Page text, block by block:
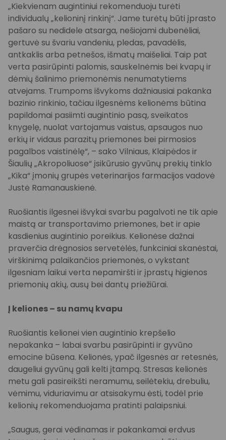
„Kiekvienam augintiniui rekomenduoju turėti
individualų „kelioninį rinkinį“. Jame turėtų būti įprasto
pašaro su nedidele atsarga, nešiojami dubenėliai,
gertuvė su švariu vandeniu, pledas, pavadėlis,
antkaklis arba petnešos, išmatų maišeliai. Taip pat
verta pasirūpinti palomis, sauskelnėmis bei kvapų ir
dėmių šalinimo priemonėmis nenumatytiems
atvejams. Trumpoms išvykoms dažniausiai pakanka
bazinio rinkinio, tačiau ilgesnėms kelionėms būtina
papildomai pasiimti augintinio pasą, sveikatos
knygelę, nuolat vartojamus vaistus, apsaugos nuo
erkių ir vidaus parazitų priemones bei pirmosios
pagalbos vaistinėlę“, – sako Vilniaus, Klaipėdos ir
Šiaulių „Akropoliuose“ įsikūrusio gyvūnų prekių tinklo
„Kika“ įmonių grupės veterinarijos farmacijos vadovė
Justė Ramanauskienė.
Ruošiantis ilgesnei išvykai svarbu pagalvoti ne tik apie
maistą ar transportavimo priemones, bet ir apie
kasdienius augintinio poreikius. Kelionėse dažnai
praverčia drėgnosios servetėlės, funkciniai skanėstai,
virškinimą palaikančios priemonės, o vykstant
ilgesniam laikui verta nepamiršti ir įprastų higienos
priemonių akių, ausų bei dantų priežiūrai.
Į keliones – su namų kvapu
Ruošiantis kelionei vien augintinio krepšelio
nepakanka – labai svarbu pasirūpinti ir gyvūno
emocine būsena. Kelionės, ypač ilgesnės ar retesnės,
daugeliui gyvūnų gali kelti įtampą. Stresas kelionės
metu gali pasireikšti neramumu, seilėtekiu, drebuliu,
vėmimu, viduriavimu ar atsisakymu ėsti, todėl prie
kelionių rekomenduojama pratinti palaipsniui.
„Saugus, gerai vėdinamas ir pakankamai erdvus